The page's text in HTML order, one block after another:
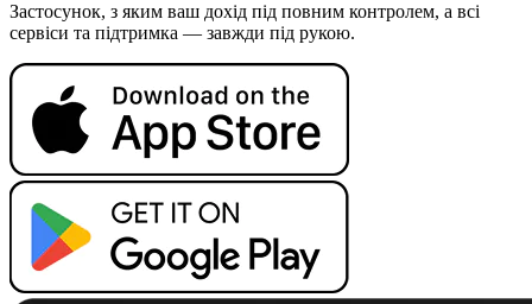
Застосунок, з яким ваш дохід під повним контролем, а всі
сервіси та підтримка — завжди під рукою.